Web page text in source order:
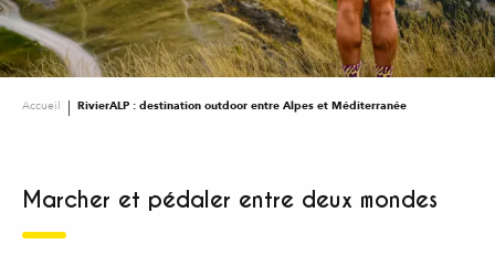
Accueil RivierALP : destination outdoor entre Alpes et Méditerranée
Marcher et pédaler entre deux mondes